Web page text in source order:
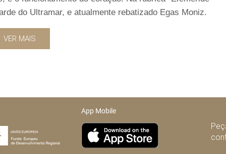
do Ultramar, e atualmente rebatizado Egas Moniz.
VER MAIS
App Mobile